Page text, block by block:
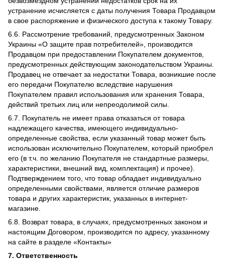
устранение исчисляется с даты получения Товара Продавцом
в свое распоряжение и физического доступа к такому Товару.
6.6. Рассмотрение требований, предусмотренных Законом
Украины «О защите прав потребителей», производится
Продавцом при предоставлении Покупателем документов,
предусмотренных действующим законодательством Украины.
Продавец не отвечает за недостатки Товара, возникшие после
его передачи Покупателю вследствие нарушения
Покупателем правил использования или хранения Товара,
действий третьих лиц или непреодолимой силы.
6.7. Покупатель не имеет права отказаться от товара
надлежащего качества, имеющего индивидуально-
определенные свойства, если указанный товар может быть
использован исключительно Покупателем, который приобрел
его (в т.ч. по желанию Покупателя не стандартные размеры,
характеристики, внешний вид, комплектация) и прочее).
Подтверждением того, что товар обладает индивидуально
определенными свойствами, является отличие размеров
товара и других характеристик, указанных в интернет-
магазине.
6.8. Возврат товара, в случаях, предусмотренных законом и
настоящим Договором, производится по адресу, указанному
на сайте в разделе «Контакты»
7. Ответственность